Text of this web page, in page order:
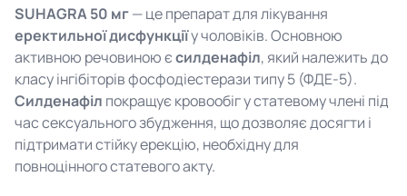
SUHAGRA 50 мг— це препарат для лікування
еректильної дисфункціїу чоловіків. Основною
активною речовиною єсилденафіл, який належить до
класу інгібіторів фосфодіестерази типу 5 (ФДЕ-5).
Силденафіл покращує кровообіг у статевому члені під
час сексуального збудження, що дозволяє досягти і
підтримати стійку ерекцію, необхідну для
повноцінного статевого акту.